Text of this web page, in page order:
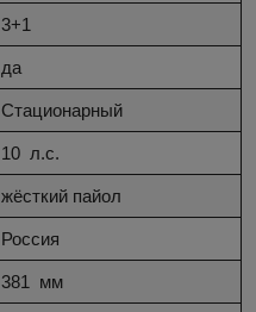
3+1
да
Стационарный
10 л.с.
жёсткий пайол
Россия
381 мм